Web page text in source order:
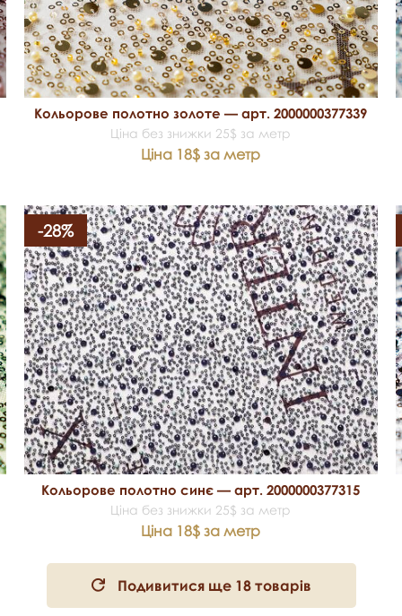
Кольорове полотно золоте — арт. 2000000377339
Ціна без знижки 25$ за метр
Ціна 18$ за метр
Кольорове полотно синє — арт. 2000000377315
-28%
Ціна без знижки 25$ за метр
Ціна 18$ за метр
Подивитися ще 18 товарів